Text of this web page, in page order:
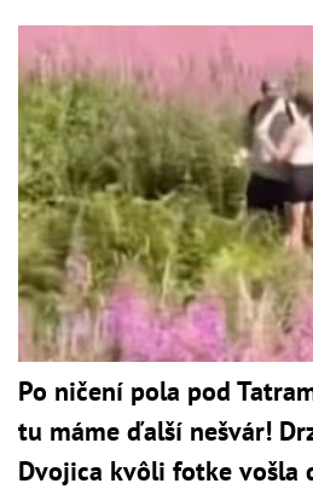
Po ničení pola pod
tu máme ďalší nešvár!
Dvojica kvôli fotke vošla